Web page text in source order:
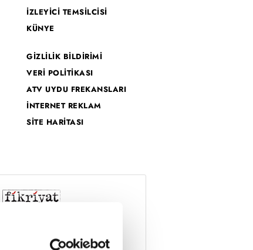
İZLEYİCİ TEMSİLCİSİ
KÜNYE
GİZLİLİK BİLDİRİMİ
VERİ POLİTİKASI
ATV UYDU FREKANSLARI
İNTERNET REKLAM
SİTE HARİTASI